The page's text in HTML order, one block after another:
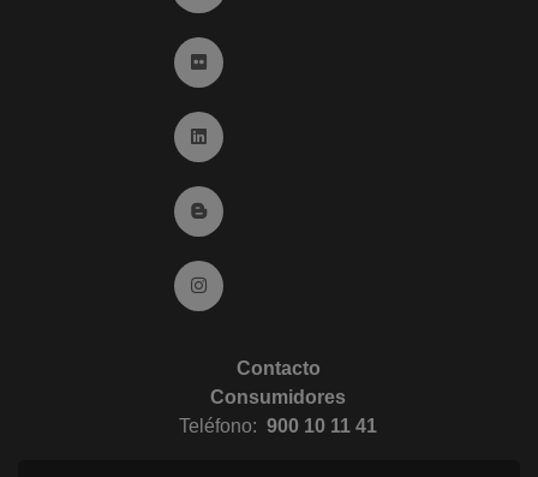
Ir a Flickr (abre en ventana nueva)
Ir a Linkedin (abre en ventana nueva)
Ir al Blog (abre en ventana nueva)
Ir a Instagram (abre en ventana nueva)
Contacto
Consumidores
Teléfono: 900 10 11 41